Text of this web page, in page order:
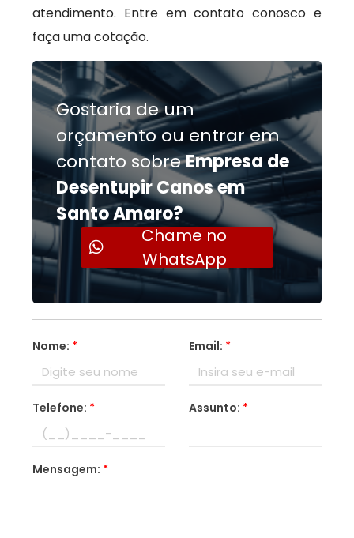
atendimento. Entre em contato conosco e
faça uma cotação.
Gostaria de um
orçamento ou entrar em
contato sobreEmpresa de
Desentupir Canos em
Santo Amaro?
Chame no
WhatsApp
Nome: * Email: *
Telefone: * Assunto: *
Mensagem: *